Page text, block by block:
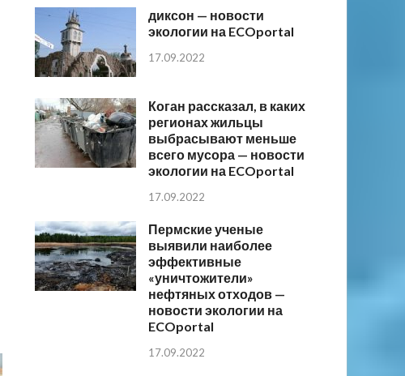
диксон — новости
экологии на ECOportal
17.09.2022
Коган рассказал, в каких
регионах жильцы
выбрасывают меньше
всего мусора — новости
экологии на ECOportal
17.09.2022
Пермские ученые
выявили наиболее
эффективные
«уничтожители»
нефтяных отходов —
новости экологии на
ECOportal
17.09.2022